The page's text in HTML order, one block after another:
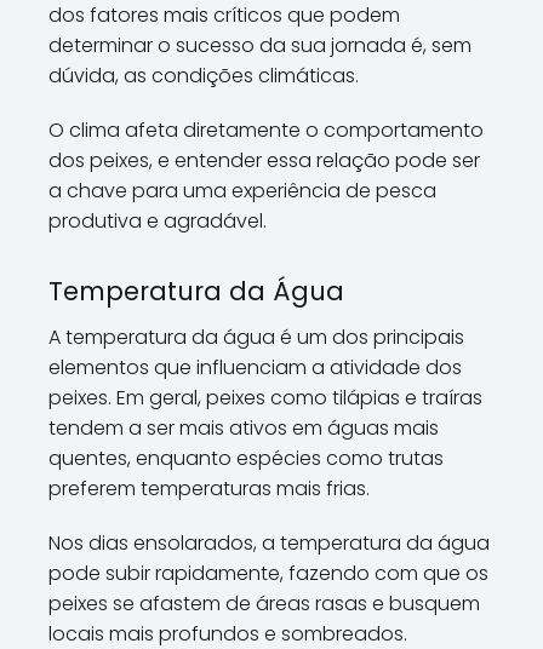
dos fatores mais críticos que podem
determinar o sucesso da sua jornada é, sem
dúvida, as condições climáticas.
O clima afeta diretamente o comportamento
dos peixes, e entender essa relação pode ser
a chave para uma experiência de pesca
produtiva e agradável.
Temperatura da Água
A temperatura da água é um dos principais
elementos que influenciam a atividade dos
peixes. Em geral, peixes como tilápias e traíras
tendem a ser mais ativos em águas mais
quentes, enquanto espécies como trutas
preferem temperaturas mais frias.
Nos dias ensolarados, a temperatura da água
pode subir rapidamente, fazendo com que os
peixes se afastem de áreas rasas e busquem
locais mais profundos e sombreados.